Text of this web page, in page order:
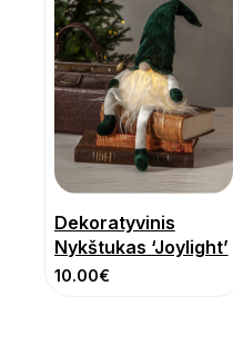
Dekoratyvinis
Nykštukas ‘Joylight’
10.00€